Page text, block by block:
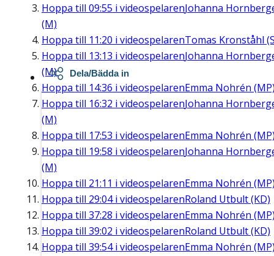
Hoppa till 09:55 i videospelarenJohanna
(M)
Hoppa till 11:20 i videospelarenTomas Kronståhl
Hoppa till 13:13 i videospelarenJohanna
(M)
Hoppa till 14:36 i videospelarenEmma Nohrén
Hoppa till 16:32 i videospelarenJohanna
(M)
Hoppa till 17:53 i videospelarenEmma Nohrén
Hoppa till 19:58 i videospelarenJohanna
(M)
Hoppa till 21:11 i videospelarenEmma Nohrén
Hoppa till 29:04i videospelarenRoland Utbult (KD)
Hoppa till 37:28 i videospelarenEmma Nohrén
Hoppa till 39:02 i videospelarenRoland Utbult (KD)
Hoppa till 39:54i videospelarenEmma Nohrén
Dela/Bädda in